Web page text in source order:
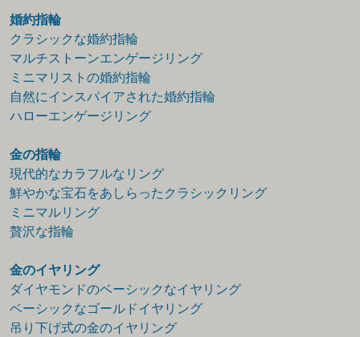
婚約指輪
クラシックな婚約指輪
マルチストーンエンゲージリング
ミニマリストの婚約指輪
自然にインスパイアされた婚約指輪
ハローエンゲージリング
金の指輪
現代的なカラフルなリング
鮮やかな宝石をあしらったクラシックリング
ミニマルリング
贅沢な指輪
金のイヤリング
ダイヤモンドのベーシックなイヤリング
ベーシックなゴールドイヤリング
吊り下げ式の金のイヤリング